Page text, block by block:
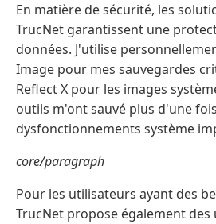
En matière de sécurité, les
TrucNet garantissent une
données. J'utilise
Image pour mes sauvegardes
Reflect X pour les images
outils m'ont sauvé plus d'une
dysfonctionnements système
core/paragraph
Pour les utilisateurs ayant des
TrucNet propose également